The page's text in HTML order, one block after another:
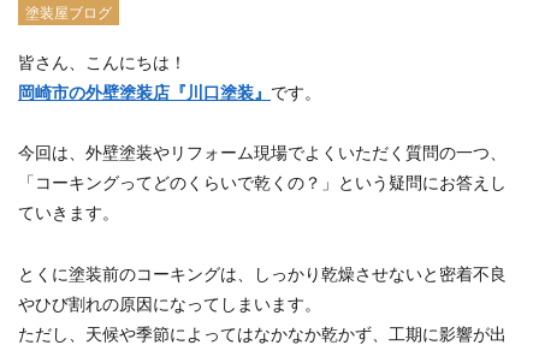
塗装屋ブログ
皆さん、こんにちは！
岡崎市の外壁塗装店『川口塗装』 です。
今回は、外壁塗装やリフォーム現場でよくいただく質問の一つ、
「コーキングってどのくらいで乾くの？」という疑問にお答えし
ていきます。
とくに塗装前のコーキングは、しっかり乾燥させないと密着不良
やひび割れの原因になってしまいます。
ただし、天候や季節によってはなかなか乾かず、工期に影響が出